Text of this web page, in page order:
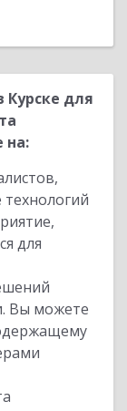
для
на:
для
Вы можете